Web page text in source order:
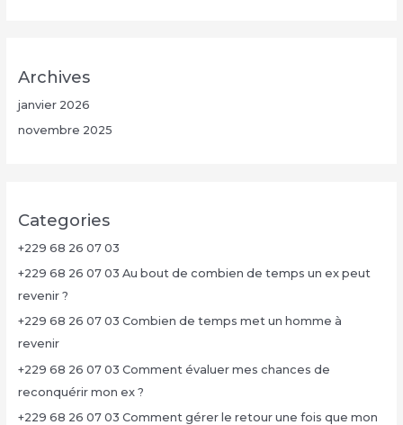
Archives
janvier 2026
novembre 2025
Categories
+229 68 26 07 03
+229 68 26 07 03 Au bout de combien de temps un ex peut
revenir ?
+229 68 26 07 03 Combien de temps met un homme à
revenir
+229 68 26 07 03 Comment évaluer mes chances de
reconquérir mon ex ?
+229 68 26 07 03 Comment gérer le retour une fois que mon